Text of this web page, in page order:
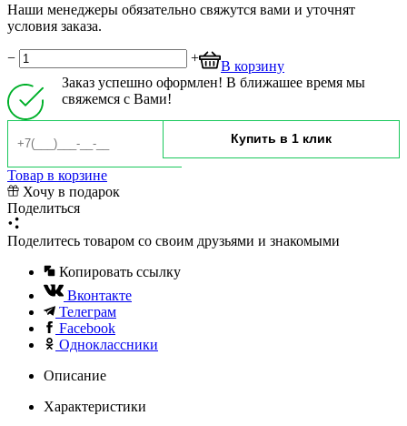
Наши менеджеры обязательно свяжутся вами и уточнят
условия заказа.
− +
В корзину
Заказ успешно оформлен! В ближашее время мы
свяжемся с Вами!
Товар в корзине
Хочу в подарок
Поделиться
Поделитесь товаром со своим друзьями и знакомыми
Копировать ссылку
Вконтакте
Телеграм
Facebook
Одноклассники
Описание
Характеристики